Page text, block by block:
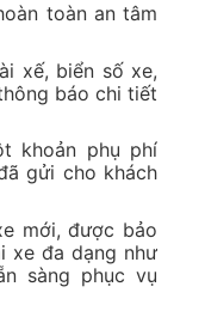
toàn an tâm
xế, biển số xe,
báo chi tiết
khoản phụ phí
gửi cho khách
mới, được bảo
xe đa dạng như
sàng phục vụ